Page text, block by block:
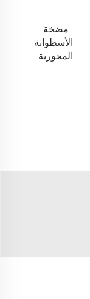
مضخة
الأسطوانة
المحورية